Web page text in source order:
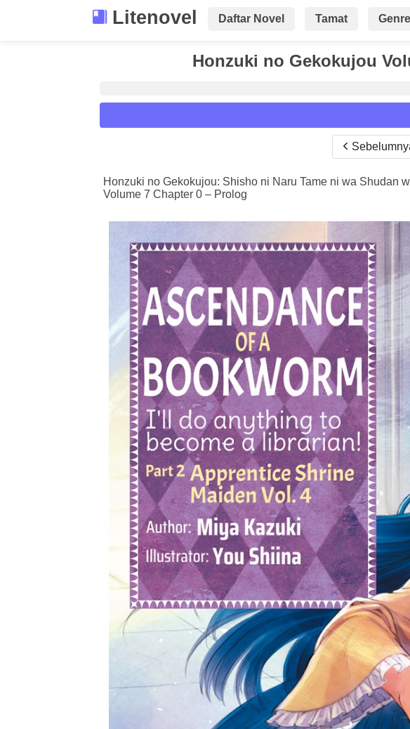
Litenovel Daftar Novel Tamat Genre
Honzuki no Gekokujou
Font :
Titillium Web
Arial
Size :
A-
16 A+
Honzuki no Gekokujou: Shisho ni Naru Tame ni wa Shudan
Volume 7 Chapter 0 – Prolog